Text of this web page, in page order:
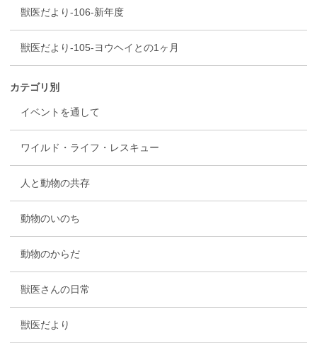
獣医だより-106-新年度
獣医だより-105-ヨウヘイとの1ヶ月
カテゴリ別
イベントを通して
ワイルド・ライフ・レスキュー
人と動物の共存
動物のいのち
動物のからだ
獣医さんの日常
獣医だより